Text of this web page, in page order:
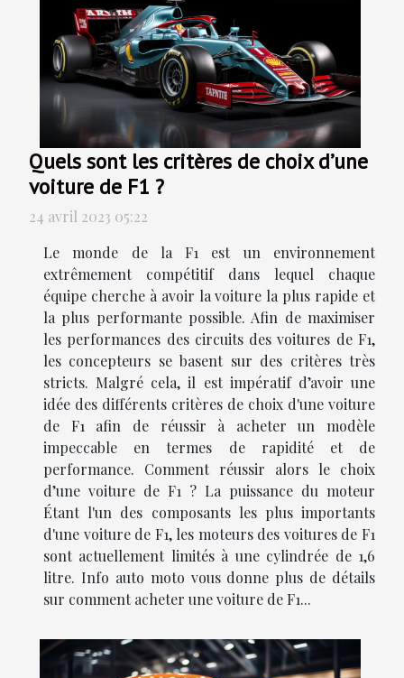
Quels sont les critères de choix d’une
voiture de F1 ?
24 avril 2023 05:22
Le monde de la F1 est un environnement
extrêmement compétitif dans lequel chaque
équipe cherche à avoir la voiture la plus rapide et
la plus performante possible. Afin de maximiser
les performances des circuits des voitures de F1,
les concepteurs se basent sur des critères très
stricts. Malgré cela, il est impératif d’avoir une
idée des différents critères de choix d'une voiture
de F1 afin de réussir à acheter un modèle
impeccable en termes de rapidité et de
performance. Comment réussir alors le choix
d’une voiture de F1 ? La puissance du moteur
Étant l'un des composants les plus importants
d'une voiture de F1, les moteurs des voitures de F1
sont actuellement limités à une cylindrée de 1,6
litre. Info auto moto vous donne plus de détails
sur comment acheter une voiture de F1...